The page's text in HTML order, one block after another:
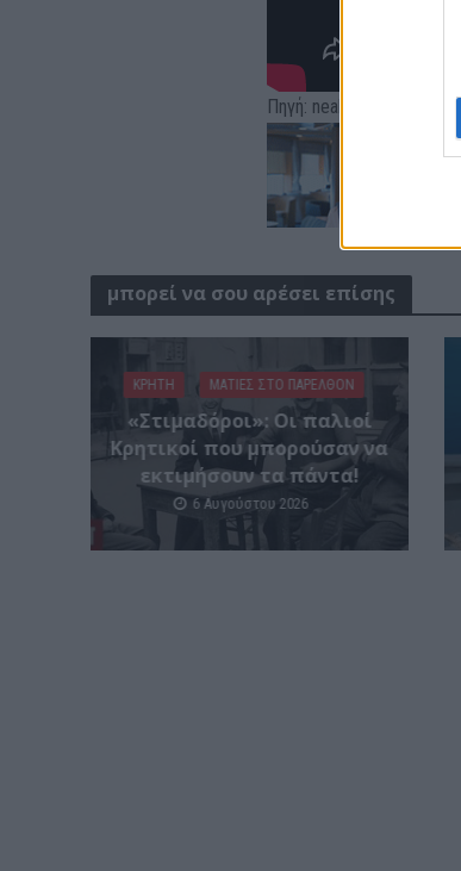
Πηγή: neakriti.gr
μπορεί να σου αρέσει επίσης
ΚΡΗΤΗ ΜΑΤΙΕΣ ΣΤΟ ΠΑΡΕΛΘΟΝ
«Στιμαδόροι»: Οι παλιοί
Κρητικοί που μπορούσαν να
εκτιμήσουν τα πάντα!
6 Αυγούστου 2026